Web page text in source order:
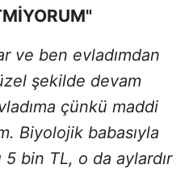
ve ben evladımdan
şekilde devam
çünkü maddi
Biyolojik babasıyla
5 bin TL, o da aylardır